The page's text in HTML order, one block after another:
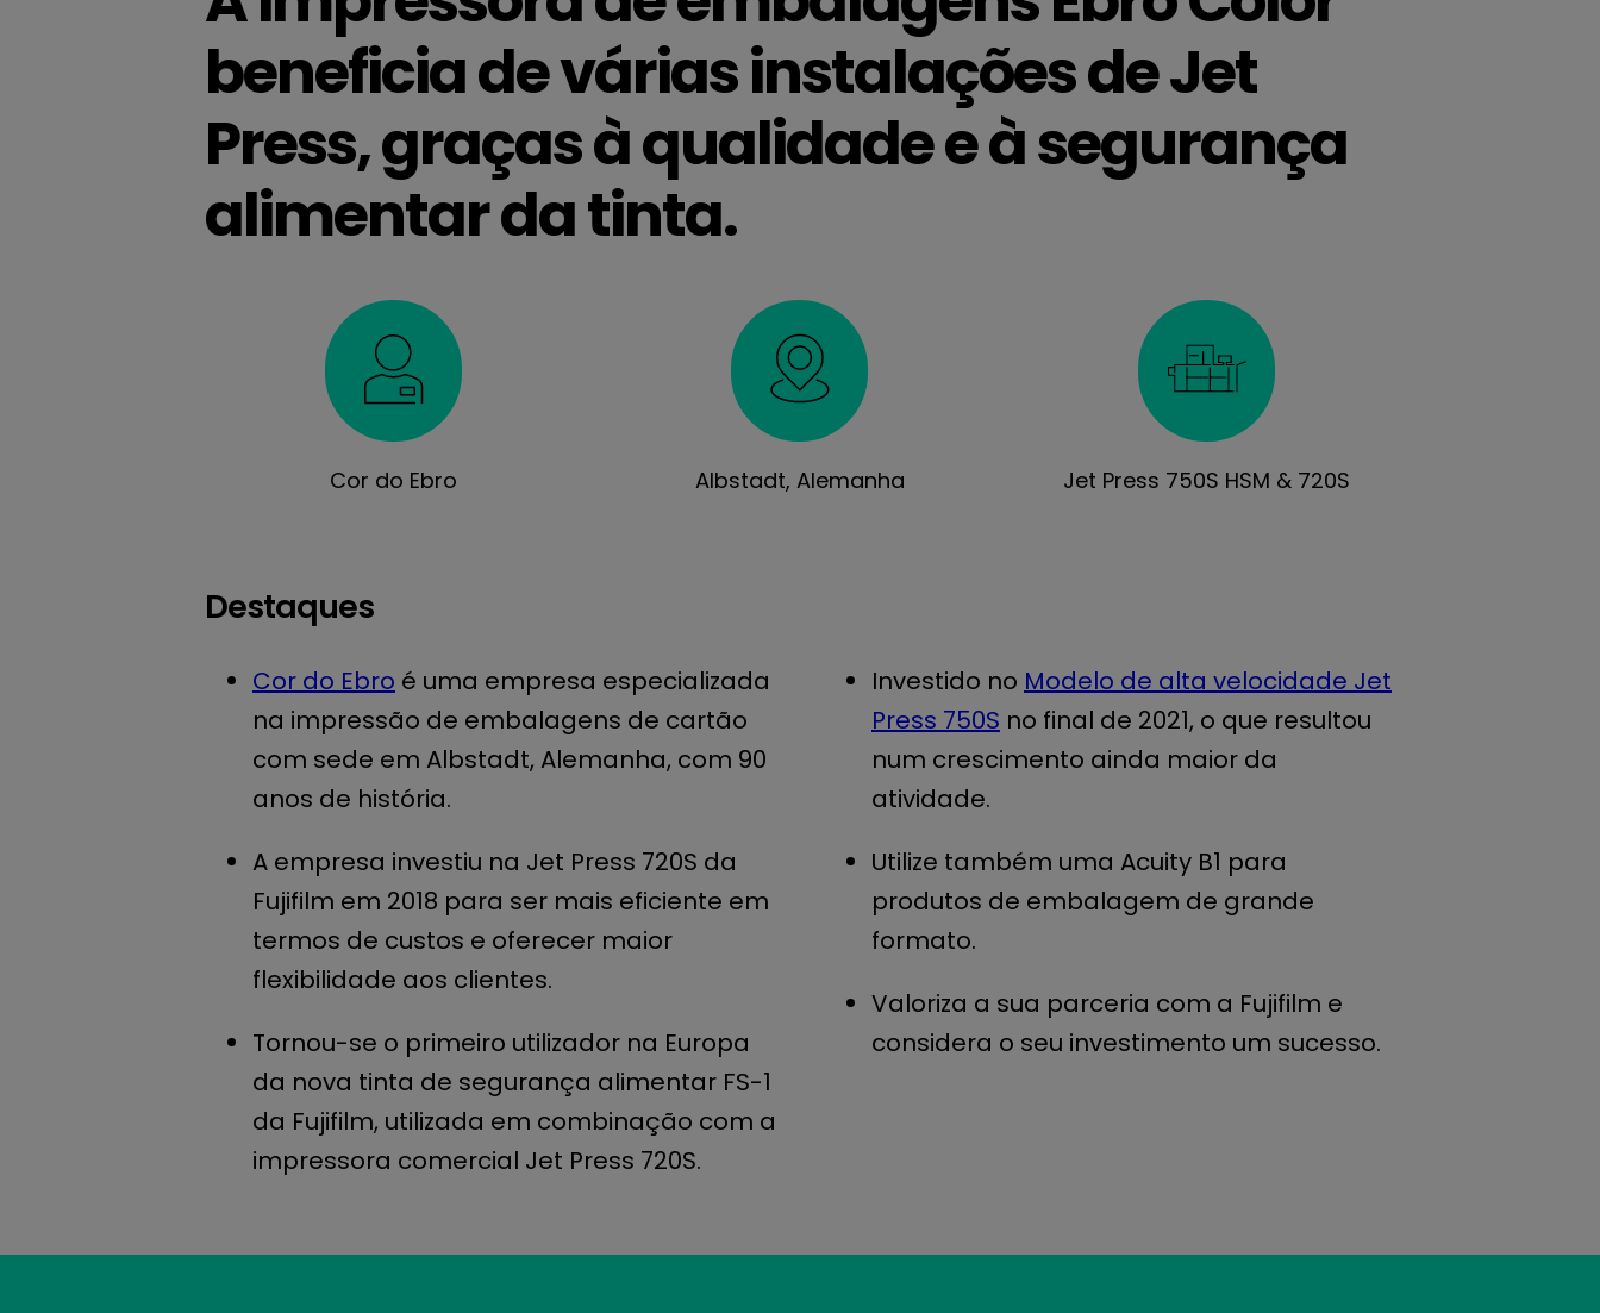
beneficia de várias instalações de Jet
Press, graças à qualidade e à segurança
alimentar da tinta.
Cor do Ebro Albstadt, Alemanha Jet Press 750S HSM & 720S
Destaques
Cor do Ebro é uma empresa especializada
na impressão de embalagens de cartão
com sede em Albstadt, Alemanha, com 90
anos de história.
A empresa investiu na Jet Press 720S da
Fujifilm em 2018 para ser mais eficiente em
termos de custos e oferecer maior
flexibilidade aos clientes.
Tornou-se o primeiro utilizador na Europa
da nova tinta de segurança alimentar FS-1
da Fujifilm, utilizada em combinação com a
impressora comercial Jet Press 720S.
Investido no Modelo de alta velocidade Jet
Press 750S no final de 2021, o que resultou
num crescimento ainda maior da
atividade.
Utilize também uma Acuity B1 para
produtos de embalagem de grande
formato.
Valoriza a sua parceria com a Fujifilm e
considera o seu investimento um sucesso.